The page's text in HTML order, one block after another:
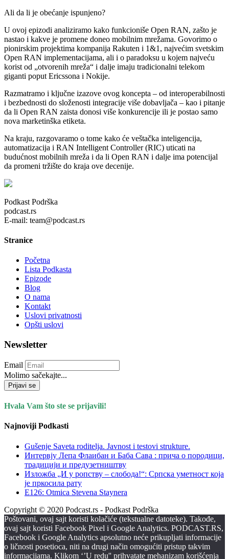
Ali da li je obećanje ispunjeno?
U ovoj epizodi analiziramo kako funkcioniše Open RAN, zašto je
nastao i kakve je promene doneo mobilnim mrežama. Govorimo o
pionirskim projektima kompanija Rakuten i 1&1, najvećim svetskim
Open RAN implementacijama, ali i o paradoksu u kojem najveću
korist od „otvorenih mreža“ i dalje imaju tradicionalni telekom
giganti poput Ericssona i Nokije.
Razmatramo i ključne izazove ovog koncepta – od interoperabilnosti
i bezbednosti do složenosti integracije više dobavljača – kao i pitanje
da li Open RAN zaista donosi više konkurencije ili je postao samo
nova marketinška etiketa.
Na kraju, razgovaramo o tome kako će veštačka inteligencija,
automatizacija i RAN Intelligent Controller (RIC) uticati na
budućnost mobilnih mreža i da li Open RAN i dalje ima potencijal
da promeni tržište do kraja ove decenije.
Podkast Podrška
podcast.rs
E-mail: team@podcast.rs
Stranice
Početna
Lista Podkasta
Epizode
Blog
O nama
Kontakt
Uslovi privatnosti
Opšti uslovi
Newsletter
Email
Molimo sačekajte...
Prijavi se
Hvala Vam što ste se prijavili!
Najnoviji Podkasti
Gušenje Saveta roditelja. Javnost i testovi strukture.
Интервју Лепа Флаибан и Баба Сава : прича о породици,
традицији и предузетништву
Изложба „И у ропству – слобода!“: Српска уметност која
је пркосила рату
E126: Otmica Stevena Staynera
Copyright © 2020 Podcast.rs - Podkast Podrška
Poštovani, ovaj sajt koristi kolačiće (tekstualne datoteke). Takođe,
ovaj sajt koristi Facebook Pixel i Google Analytics. PODCAST.RS,
Facebook i Google Analytics apsolutno neće prikupljati informacije
o ličnosti posetioca, niti na drugi način omogućiti pristup takvim
informacijama. Klikom ‘’U redu'' prihvatate mehanizam korišćenja